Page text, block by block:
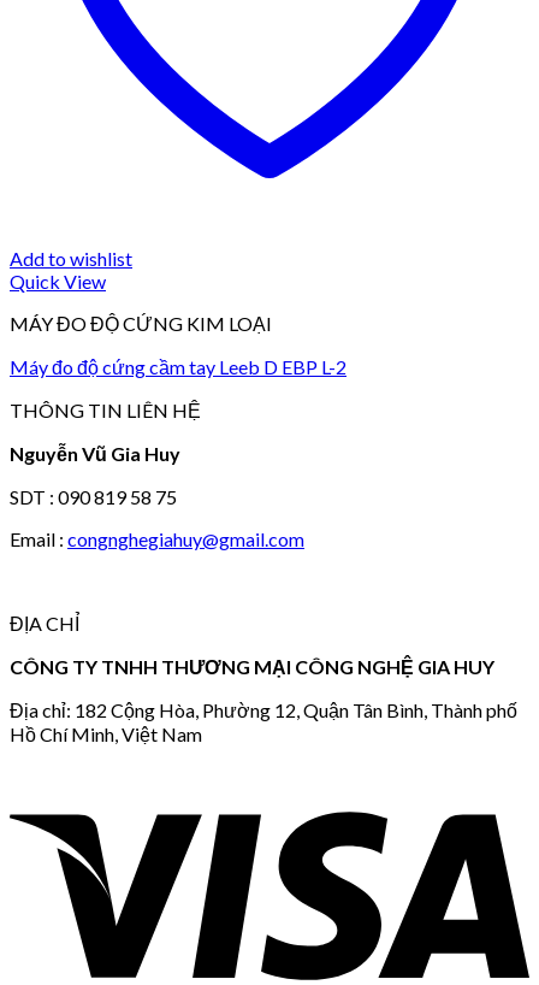
Add to wishlist
Quick View
MÁY ĐO ĐỘ CỨNG KIM LOẠI
Máy đo độ cứng cầm tay Leeb D EBP L-2
THÔNG TIN LIÊN HỆ
Nguyễn Vũ Gia Huy
SDT : 090 819 58 75
Email : congnghegiahuy@gmail.com
ĐỊA CHỈ
CÔNG TY TNHH THƯƠNG MẠI CÔNG NGHỆ GIA HUY
Địa chỉ: 182 Cộng Hòa, Phường 12, Quận Tân Bình, Thành phố
Hồ Chí Minh, Việt Nam